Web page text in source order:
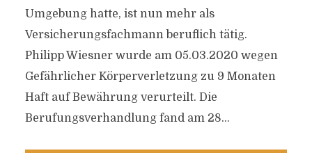
Umgebung hatte, ist nun mehr als
Versicherungsfachmann beruflich tätig.
Philipp Wiesner wurde am 05.03.2020 wegen
Gefährlicher Körperverletzung zu 9 Monaten
Haft auf Bewährung verurteilt. Die
Berufungsverhandlung fand am 28...